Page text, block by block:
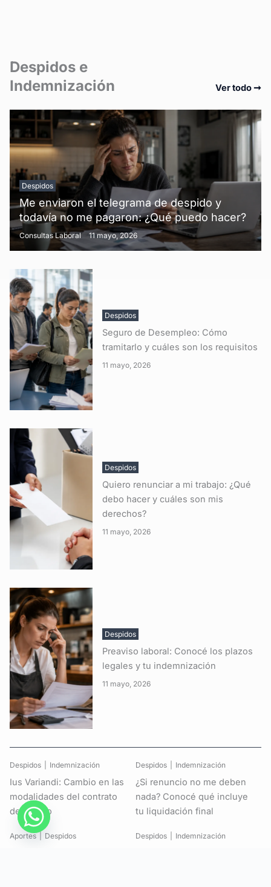
Despidos e
Indemnización
Ver todo ➞
Despidos
Me enviaron el telegrama de despido y
todavía no me pagaron: ¿Qué puedo hacer?
Consultas Laboral 11 mayo, 2026
Despidos
Seguro de Desempleo: Cómo
tramitarlo y cuáles son los requisitos
11 mayo, 2026
Despidos
Quiero renunciar a mi trabajo: ¿Qué
debo hacer y cuáles son mis
derechos?
11 mayo, 2026
Despidos
Preaviso laboral: Conocé los plazos
legales y tu indemnización
11 mayo, 2026
Despidos Indemnización
Ius Variandi: Cambio en las
modalidades del contrato
de trabajo
Despidos Indemnización
¿Si renuncio no me deben
nada? Conocé qué incluye
tu liquidación final
Aportes Despidos Despidos Indemnización